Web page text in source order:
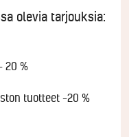
olevia tarjouksia:
20 %
tuotteet –20 %